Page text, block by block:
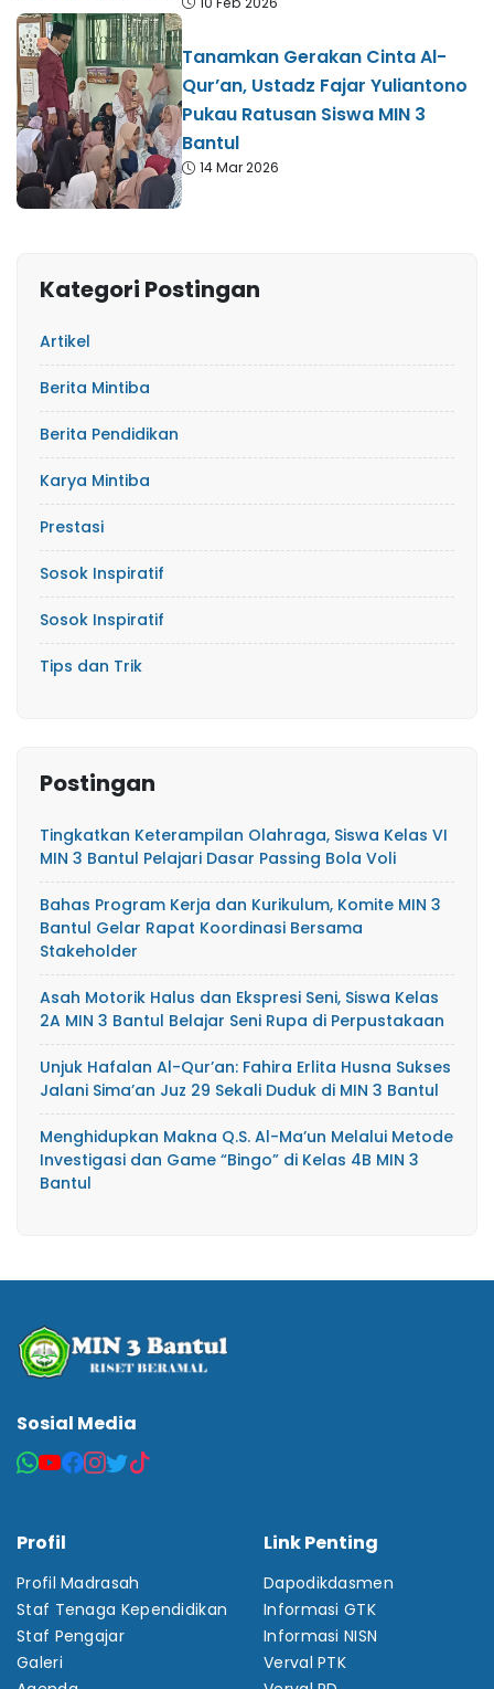
Tanamkan Gerakan Cinta Al-
Qur’an, Ustadz Fajar Yuliantono
Pukau Ratusan Siswa MIN 3
Bantul
14 Mar 2026
Kategori Postingan
Artikel
Berita Mintiba
Berita Pendidikan
Karya Mintiba
Prestasi
Sosok Inspiratif
Sosok Inspiratif
Tips dan Trik
Postingan
Tingkatkan Keterampilan Olahraga, Siswa Kelas VI
MIN 3 Bantul Pelajari Dasar Passing Bola Voli
Bahas Program Kerja dan Kurikulum, Komite MIN 3
Bantul Gelar Rapat Koordinasi Bersama
Stakeholder
Asah Motorik Halus dan Ekspresi Seni, Siswa Kelas
2A MIN 3 Bantul Belajar Seni Rupa di Perpustakaan
Unjuk Hafalan Al-Qur’an: Fahira Erlita Husna Sukses
Jalani Sima’an Juz 29 Sekali Duduk di MIN 3 Bantul
Menghidupkan Makna Q.S. Al-Ma’un Melalui Metode
Investigasi dan Game “Bingo” di Kelas 4B MIN 3
Bantul
Sosial Media
Profil
Profil Madrasah
Staf Tenaga Kependidikan
Staf Pengajar
Galeri
Link Penting
Dapodikdasmen
Informasi GTK
Informasi NISN
Verval PTK